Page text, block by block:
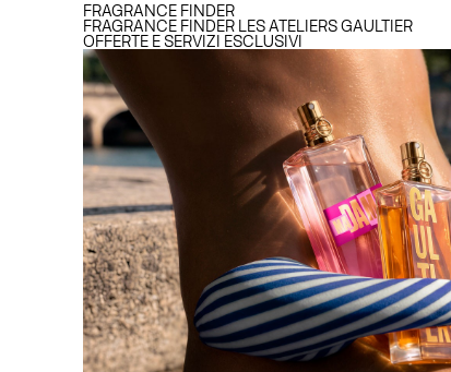
FRAGRANCE FINDER
FRAGRANCE FINDER LES ATELIERS GAULTIER
OFFERTE E SERVIZI ESCLUSIVI